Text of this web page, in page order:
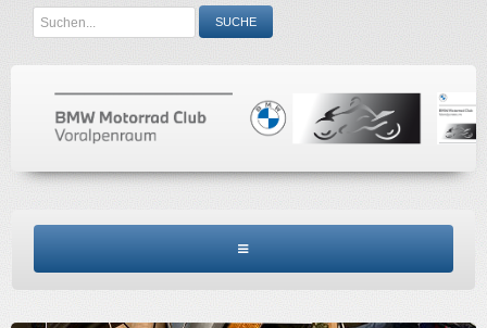
Search
...
SUCHE